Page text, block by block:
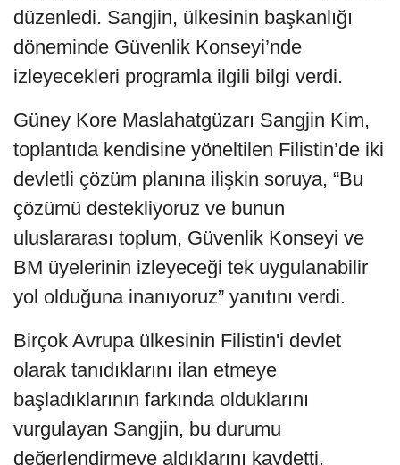
düzenledi. Sangjin, ülkesinin başkanlığı
döneminde Güvenlik Konseyi’nde
izleyecekleri programla ilgili bilgi verdi.
Güney Kore Maslahatgüzarı Sangjin Kim,
toplantıda kendisine yöneltilen Filistin’de iki
devletli çözüm planına ilişkin soruya, “Bu
çözümü destekliyoruz ve bunun
uluslararası toplum, Güvenlik Konseyi ve
BM üyelerinin izleyeceği tek uygulanabilir
yol olduğuna inanıyoruz” yanıtını verdi.
Birçok Avrupa ülkesinin Filistin'i devlet
olarak tanıdıklarını ilan etmeye
başladıklarının farkında olduklarını
vurgulayan Sangjin, bu durumu
değerlendirmeye aldıklarını kaydetti.